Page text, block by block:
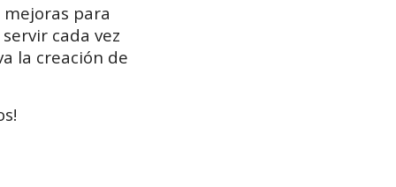
para
cada vez
la creación de